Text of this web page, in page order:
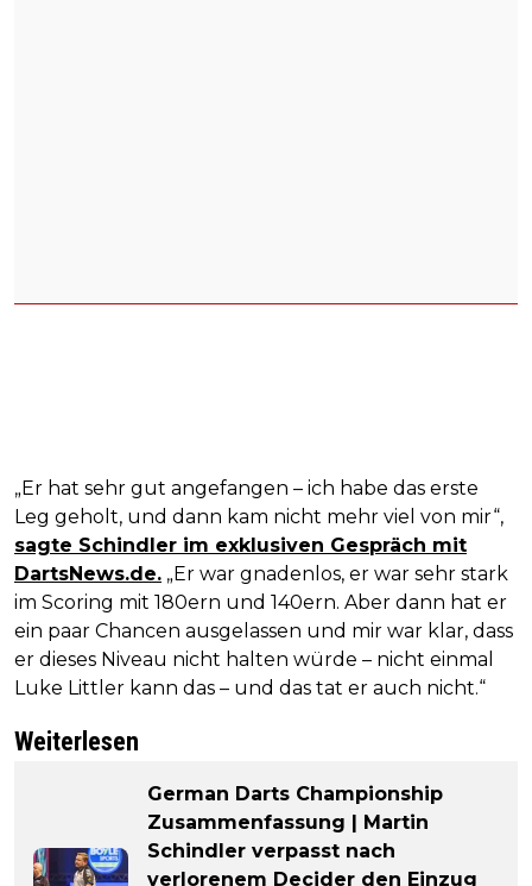
„Er hat sehr gut angefangen – ich habe das erste
Leg geholt, und dann kam nicht mehr viel von mir“,
sagte Schindler im exklusiven Gespräch mit
DartsNews.de. „Er war gnadenlos, er war sehr stark
im Scoring mit 180ern und 140ern. Aber dann hat er
ein paar Chancen ausgelassen und mir war klar, dass
er dieses Niveau nicht halten würde – nicht einmal
Luke Littler kann das – und das tat er auch nicht.“
Weiterlesen
German Darts Championship
Zusammenfassung | Martin
Schindler verpasst nach
verlorenem Decider den Einzug